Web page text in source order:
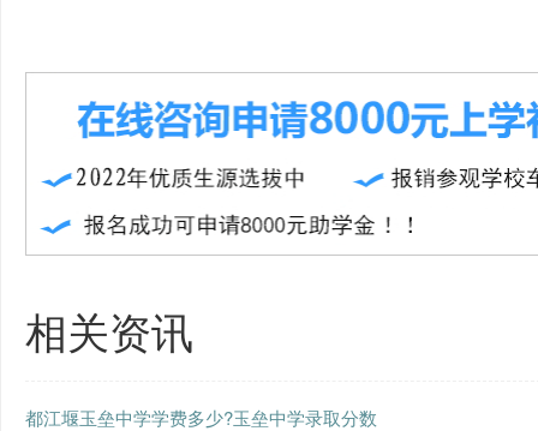
相关资讯
都江堰玉垒中学学费多少?玉垒中学录取分数